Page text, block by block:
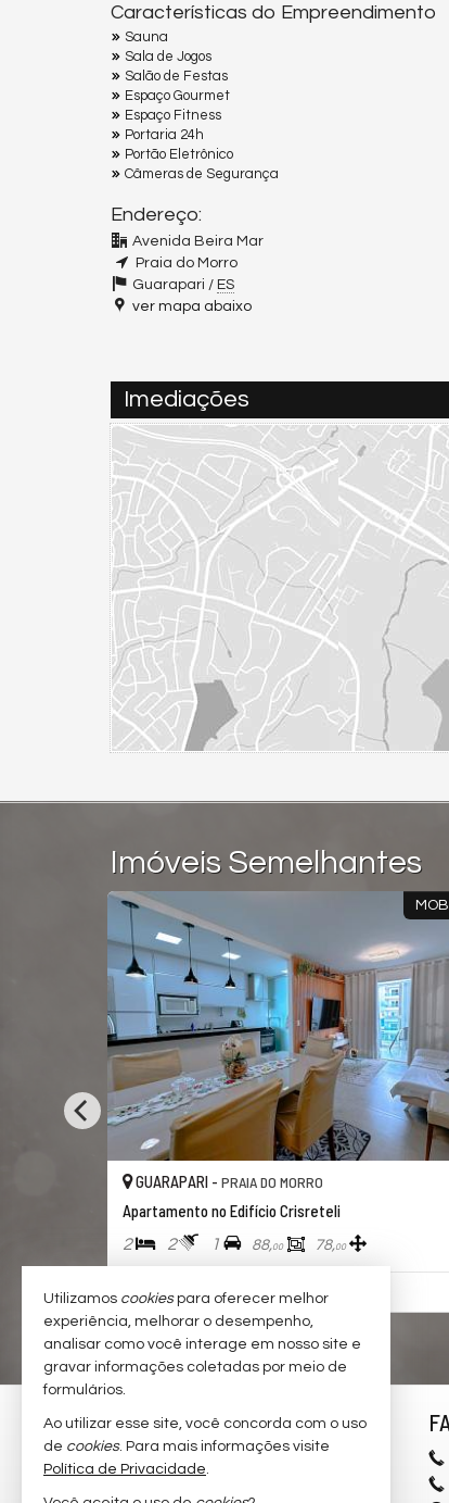
Características do Empreendimento
Sauna
Sala de Jogos
Salão de Festas
Espaço Gourmet
Espaço Fitness
Portaria 24h
Portão Eletrônico
Câmeras de Segurança
Endereço:
Avenida Beira Mar
Praia do Morro
Guarapari / ES
ver mapa abaixo
Imediações
Imóveis Semelhantes
GUARAPARI -PRAIA DO MORRO
Apartamento no Edifício Rio Amazonas
2 2 1 81, 00 71,00
R$ 690.000, 00
MENEGUZ IMÓVEIS
Av. Beira Mar, nº 1772 - Loja 6
Utilizamos cookiespara oferecer melhor
experiência, melhorar o desempenho,
analisar como você interage em nosso site e
gravar informações coletadas por meio de
formulários.
Ao utilizar esse site, você concorda com o uso
de cookies. Para mais informações visite
Política de Privacidade.